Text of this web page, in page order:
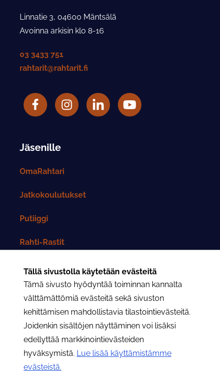
Tällä sivustolla käytetään evästeitä
Tämä sivusto hyödyntää toiminnan kannalta
välttämättömiä evästeitä sekä sivuston
kehittämisen mahdollistavia tilastointievästeitä.
Joidenkin sisältöjen näyttäminen voi lisäksi
edellyttää markkinointievästeiden
hyväksymistä. Lue lisää käyttämistämme
evästeistä.​​​​​​
Linnatie 3, 04600 Mäntsälä
Avoinna arkisin klo 8-16
03 3433 751
rahtarit@rahtarit.fi
FacebookRahtarit ry Instagram-tili
LinkedIn Rahtarit ry YouTube-tili
Jäsenille
OmaRahtari
Jatkokoulutukset
Putiiggi
Rahti-Rastit
Rahtarit-lehti
Yhteystiedot
Rahtarit ry:n yhteystiedot
Osastojen yhteystiedot
Hae